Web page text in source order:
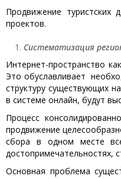
Продвижение туристских
проектов.
Систематизация
Интернет-пространство
Это обуславливает
структуру существующих
в системе онлайн, будут
Процесс
продвижение
сбора в одном месте
достопримечательностях,
Основная проблема